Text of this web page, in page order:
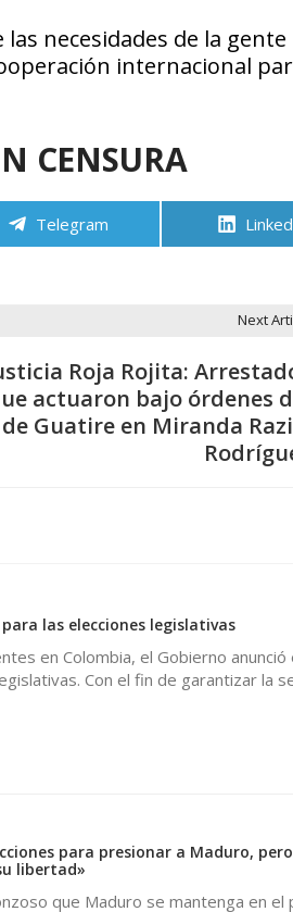
necesidades de la gente
internacional
CENSURA
Compartir
Telegram
Next
Roja Rojita:
actuaron bajo órdenes
Guatire en Miranda
las elecciones legislativas
en Colombia, el Gobierno anunció
Con el fin de garantizar la
para presionar a Maduro,
libertad»
que Maduro se mantenga en el